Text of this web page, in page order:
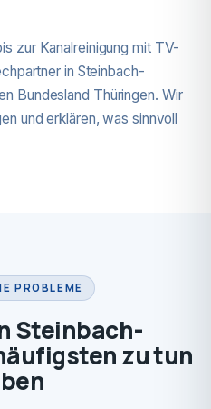
zur Kanalreinigung mit TV-
in Steinbach-
Bundesland Thüringen. Wir
und erklären, was sinnvoll
PROBLEME
Steinbach-
zu tun